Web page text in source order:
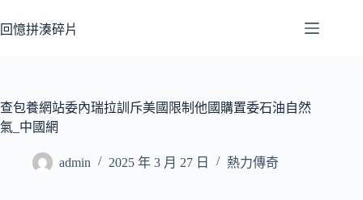
至
容
回憶拼湊碎片
查包養網站委內瑞拉訓斥美國限制他國購置委石油自然
氣_中國網
admin 2025 年 3 月 27 日 熱力傳奇